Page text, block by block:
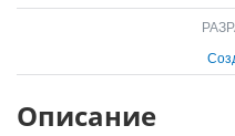
Описание